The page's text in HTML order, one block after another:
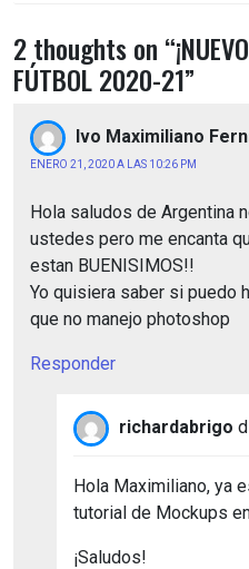
2 thoughts on “
FÚTBOL 2020-21”
Ivo Maximiliano
ENERO 21, 2020 A LAS 10:26 PM
Hola saludos de Argentina
ustedes pero me encanta
estan BUENISIMOS!!
Yo quisiera saber si puedo
que no manejo photoshop
Responder
richardabrigo
Hola Maximiliano, ya
tutorial de Mockups
¡Saludos!